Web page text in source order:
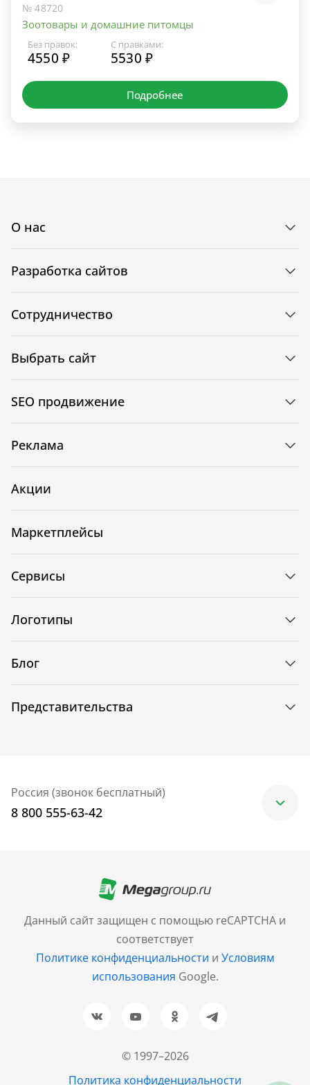
№ 48720
Зоотовары и домашние питомцы
Без правок:
4550 ₽
С правками:
5530 ₽
Подробнее
© 1997–2026
Политика конфиденциальности
Данный сайт защищен с помощью reCAPTCHA и
соответствует
Политике конфиденциальности и Условиям
использования Google.
О нас
Разработка сайтов
Сотрудничество
Выбрать сайт
SEO продвижение
Реклама
Акции
Маркетплейсы
Сервисы
Логотипы
Блог
Представительства
Россия (звонок бесплатный)
8 800 555-63-42
+7 (499) 705-30-10
Санкт-Петербург
+7 (812) 600-77-33
Барнаул
+7 (961) 999-93-93
Новосибирск